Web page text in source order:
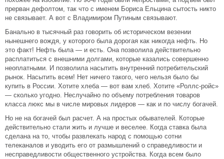
прерван дефолтом, так что с именем Бориса Ельцина сытость никто
не связывает. А вот с Владимиром Путиным связывают.
Банально в тысячный раз говорить об историческом везении
нынешнего вождя, у которого была дорогая как никогда нефть. Но
это факт! Нефть была — и есть. Она позволила действительно
расплатиться с внешними долгами, которые казались совершенно
неоплатными. И позволила насытить внутренний потребительский
рынок. Насытить всем! Нет ничего такого, чего нельзя было бы
купить в России. Хотите хлеба — вот вам хлеб. Хотите «Роллс-ройс»
— сколько угодно. Неслучайно по объему потребления товаров
класса люкс мы в числе мировых лидеров — как и по числу богачей.
Но не на богачей был расчет. А на простых обывателей. Которые
действительно стали жить и лучше и веселее. Когда ставка была
сделана на то, чтобы развлекать народ с помощью сотни
телеканалов и уводить его от размышлений о справедливости и
несправедливости общественного устройства. Когда всем было